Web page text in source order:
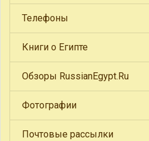
Телефоны
Книги о Египте
Обзоры RussianEgypt.Ru
Фотографии
Почтовые рассылки